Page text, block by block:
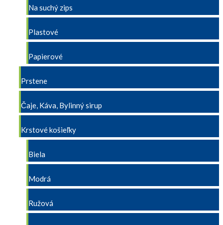
Na suchý zips
Plastové
Papierové
Prstene
Čaje, Káva, Bylinný sirup
Krstové košieľky
Biela
Modrá
Ružová